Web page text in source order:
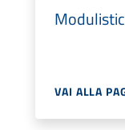
VAI ALLA